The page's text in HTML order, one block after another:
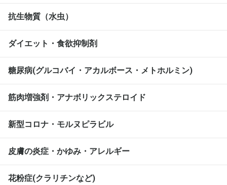
抗生物質（水虫）
ダイエット・食欲抑制剤
糖尿病(グルコバイ・アカルボース・メトホルミン)
筋肉増強剤・アナボリックステロイド
新型コロナ・モルヌピラビル
皮膚の炎症・かゆみ・アレルギー
花粉症(クラリチンなど)